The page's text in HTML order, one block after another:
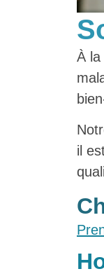
À la
il